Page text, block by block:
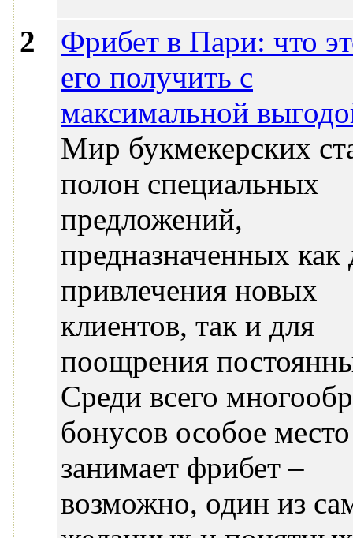
2
Фрибет в Пари: что
его получить с
максимальной
Мир букмекерских
полон специальных
предложений,
предназначенных как
привлечения новых
клиентов, так и для
поощрения
Среди всего
бонусов особое место
занимает фрибет –
возможно, один из